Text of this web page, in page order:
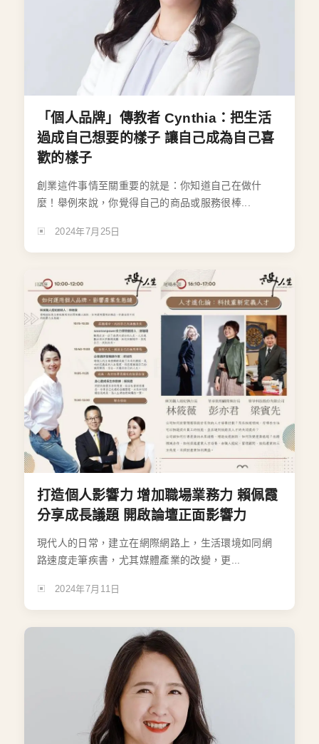
「個人品牌」傳教者 Cynthia：把生活
過成自己想要的樣子 讓自己成為自己喜
歡的樣子
創業這件事情至關重要的就是：你知道自己在做什
麼！舉例來說，你覺得自己的商品或服務很棒...
2024年7月25日
打造個人影響力 增加職場業務力 賴佩霞
分享成長議題 開啟論壇正面影響力
現代人的日常，建立在網際網路上，生活環境如同網
路速度走筆疾書，尤其媒體產業的改變，更...
2024年7月11日